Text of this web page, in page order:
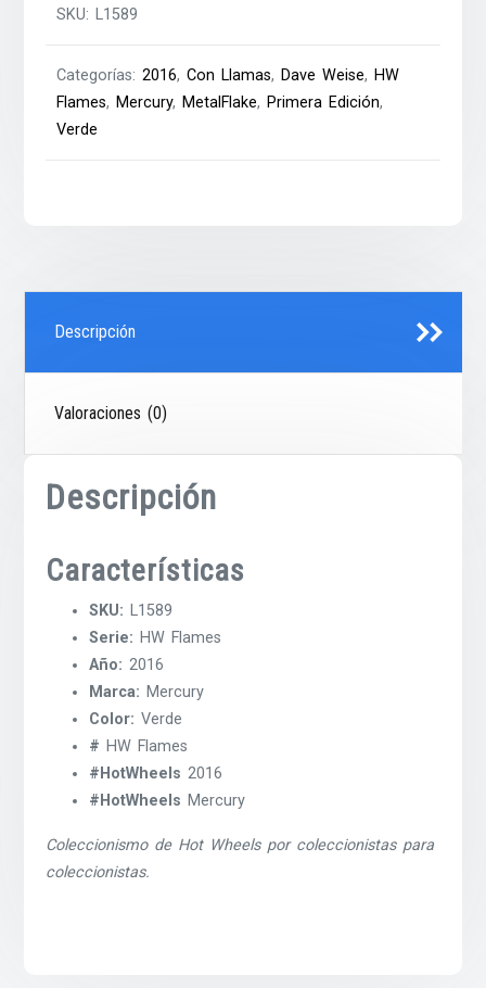
SKU: L1589
Categorías:2016,Con Llamas, Dave Weise, HW
Flames, Mercury, MetalFlake, Primera Edición,
Verde
Descripción
Valoraciones (0)
Descripción
Características
SKU: L1589
Serie: HW Flames
Año: 2016
Marca: Mercury
Color: Verde
# HW Flames
#HotWheels 2016
#HotWheels Mercury
Coleccionismo de Hot Wheels por coleccionistas para
coleccionistas.